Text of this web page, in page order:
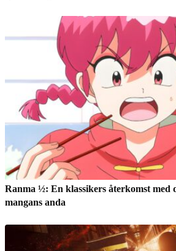
Ranma ½: En klassikers återkomst med
mangans anda